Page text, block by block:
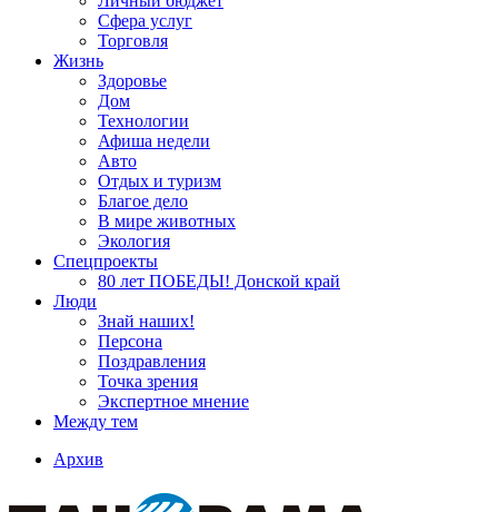
Сфера услуг
Торговля
Жизнь
Здоровье
Дом
Технологии
Афиша недели
Авто
Отдых и туризм
Благое дело
В мире животных
Экология
Спецпроекты
80 лет ПОБЕДЫ! Донской край
Люди
Знай наших!
Персона
Поздравления
Точка зрения
Экспертное мнение
Между тем
Архив